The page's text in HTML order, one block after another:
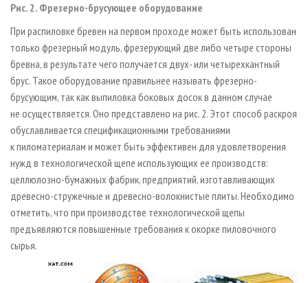
Рис. 2. Фрезерно-брусующее оборудование
При распиловке бревен на первом проходе может быть использован
только фрезерный модуль, фрезерующий две либо четыре стороны
бревна, в результате чего получается двух- или четырехкантный
брус. Такое оборудование правильнее называть фрезерно-
брусующим, так как выпиловка боковых досок в данном случае
не осуществляется. Оно представлено на рис. 2. Этот способ раскроя
обуславливается спецификационными требованиями
к пиломатериалам и может быть эффективен для удовлетворения
нужд в технологической щепе использующих ее производств:
целлюлозно-бумажных фабрик, предприятий, изготавливающих
древесно-стружечные и древесно-волокнистые плиты. Необходимо
отметить, что при производстве технологической щепы
предъявляются повышенные требования к окорке пиловочного
сырья.